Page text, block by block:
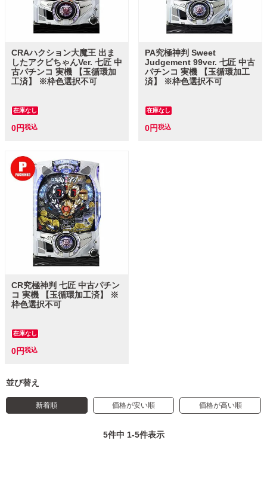
CRAハクション大魔王 出ま
したアクビちゃんVer. 七匠 中
古パチンコ 実機 【玉循環加
工済】 ※枠色選択不可
在庫なし
0 税込
PA究極神判 Sweet
Judgement 99ver. 七匠 中古
パチンコ 実機 【玉循環加工
済】 ※枠色選択不可
在庫なし
0 税込
CR究極神判 七匠 中古パチン
コ 実機 【玉循環加工済】 ※
枠色選択不可
在庫なし
0 税込
並び替え
新着順 価格が安い順 価格が高い順
5件中 1-5件表示